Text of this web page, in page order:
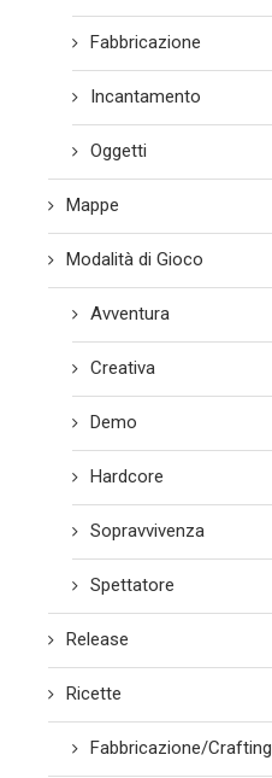
Fabbricazione
Incantamento
Oggetti
Mappe
Modalità di Gioco
Avventura
Creativa
Demo
Hardcore
Sopravvivenza
Spettatore
Release
Ricette
Fabbricazione/Crafting